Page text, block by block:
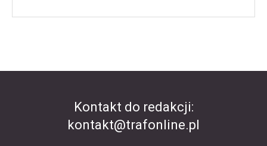
Kontakt do redakcji:
kontakt@trafonline.pl